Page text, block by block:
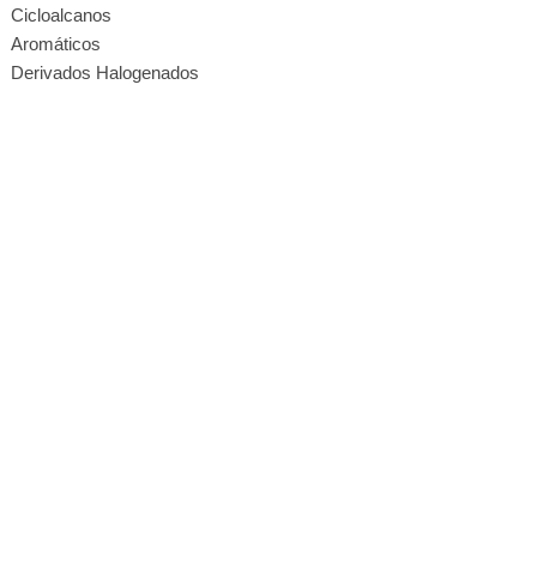
Cicloalcanos
Aromáticos
Derivados Halogenados